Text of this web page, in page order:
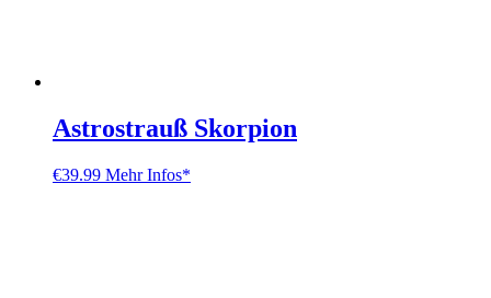
Astrostrauß Skorpion
€39.99 Mehr Infos*